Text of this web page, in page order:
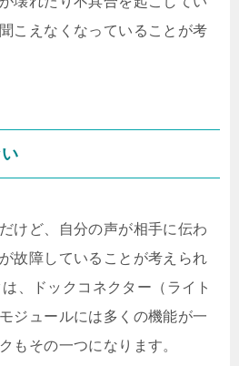
こえなくなっていることが考
けど、自分の声が相手に伝わ
故障していることが考えられ
、ドックコネクター（ライト
ジュールには多くの機能が一
もその一つになります。